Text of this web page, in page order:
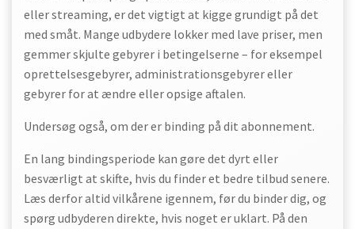
eller streaming, er det vigtigt at kigge grundigt på det
med småt. Mange udbydere lokker med lave priser, men
gemmer skjulte gebyrer i betingelserne – for eksempel
oprettelsesgebyrer, administrationsgebyrer eller
gebyrer for at ændre eller opsige aftalen.
Undersøg også, om der er binding på dit abonnement.
En lang bindingsperiode kan gøre det dyrt eller
besværligt at skifte, hvis du finder et bedre tilbud senere.
Læs derfor altid vilkårene igennem, før du binder dig, og
spørg udbyderen direkte, hvis noget er uklart. På den